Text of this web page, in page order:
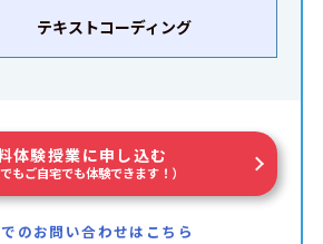
テキストコーディング
体験授業に申し込む
でもご自宅でも体験できます！）
のお問い合わせはこちら